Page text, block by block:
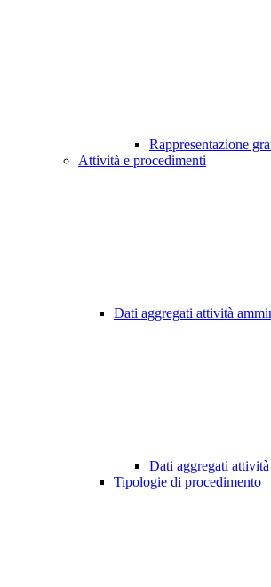
Rappresentazione
Attività e procedimenti
Dati aggregati attività
Dati aggregati
Tipologie di procedimento